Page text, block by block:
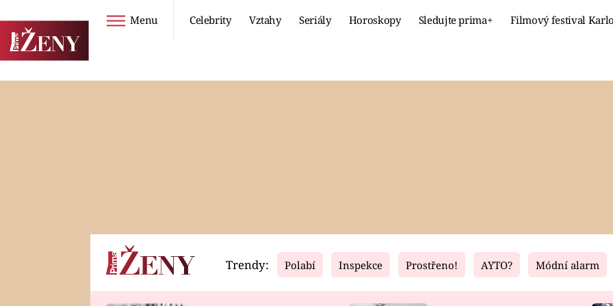
Menu Celebrity Vztahy Seriály Horoskopy Sledujte prima+ Filmový festival
Horoskopy Video Fresh Living
Trendy: Polabí Inspekce Prostřeno! AYTO? Módní alarm